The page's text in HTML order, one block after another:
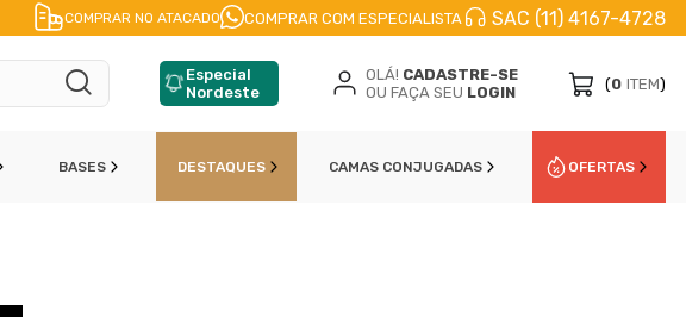
PARCELE EMATÉ 10XNO CARTÃO DE CŔEDITO
COMPRAR NO ATACADO COMPRAR COM ESPECIALISTA SAC (11) 4167-4728
Especial
Nordeste
OLÁ! CADASTRE-SE
OU FAÇA SEU LOGIN (0 ITEM)
BASES DESTAQUES CAMAS CONJUGADAS OFERTAS